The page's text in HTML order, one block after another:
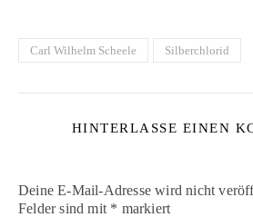
Carl Wilhelm Scheele Silberchlorid
HINTERLASSE EINEN
Deine E-Mail-Adresse wird nicht
Felder sind mit * markiert